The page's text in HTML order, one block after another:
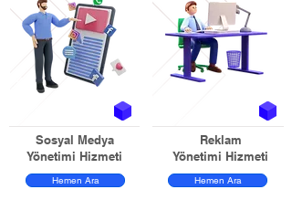
Sosyal Medya
Yönetimi Hizmeti
Hemen Ara
Reklam
Yönetimi Hizmeti
Hemen Ara